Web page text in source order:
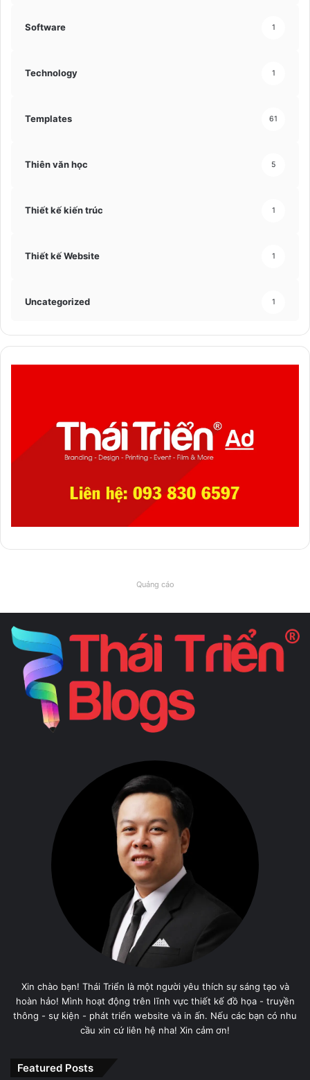
Software 1
Technology 1
Templates 61
Thiên văn học 5
Thiết kế kiến trúc 1
Thiết kế Website 1
Uncategorized 1
Quảng cáo
Xin chào bạn! Thái Triển là một người yêu thích sự sáng tạo và
hoàn hảo! Mình hoạt động trên lĩnh vực thiết kế đồ họa - truyền
thông - sự kiện - phát triển website và in ấn. Nếu các bạn có nhu
cầu xin cứ liên hệ nha! Xin cảm ơn!
Featured Posts